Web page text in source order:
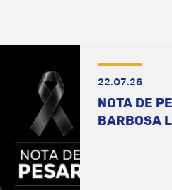
22.07.26
NOTA DE
BARBOSA